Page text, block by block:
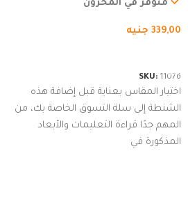
متوفر في المخزون
339,00 جنيه
SKU: 11076
اختيار المقاس بعناية قبل إضافة هذه
الشنطة إلى سلة التسوق الخاصة بك، من
المهم جدًا قراءة التعليمات والأبعاد
المذكورة في